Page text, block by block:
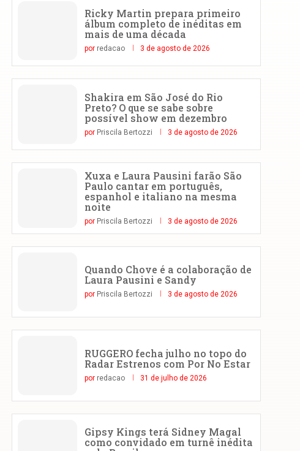
Ricky Martin prepara primeiro
álbum completo de inéditas em
mais de uma década
por redacao 3 de agosto de 2026
Shakira em São José do Rio
Preto? O que se sabe sobre
possível show em dezembro
por Priscila Bertozzi 3 de agosto de 2026
Xuxa e Laura Pausini farão São
Paulo cantar em português,
espanhol e italiano na mesma
noite
por Priscila Bertozzi 3 de agosto de 2026
Quando Chove é a colaboração de
Laura Pausini e Sandy
por Priscila Bertozzi 3 de agosto de 2026
RUGGERO fecha julho no topo do
Radar Estrenos com Por No Estar
por redacao 31 de julho de 2026
Gipsy Kings terá Sidney Magal
como convidado em turnê inédita